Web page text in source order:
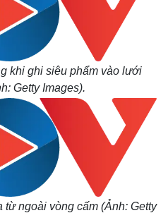
khi ghi siêu phẩm vào lưới
Getty Images).
từ ngoài vòng cấm (Ảnh: Getty